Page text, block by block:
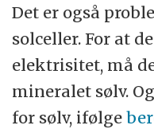
Det er også
solceller. For at
elektrisitet, må
mineralet sølv.
for sølv, ifølge